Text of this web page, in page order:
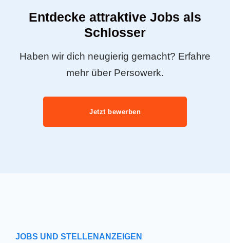
Entdecke attraktive Jobs als
Schlosser
Haben wir dich neugierig gemacht? Erfahre
mehr über Persowerk.
Jetzt bewerben
JOBS UND STELLENANZEIGEN